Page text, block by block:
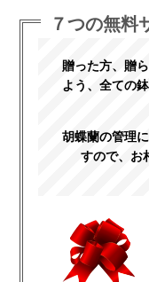
７つの無料
贈った方、贈
よう、全ての
胡蝶蘭の管理
すので、お